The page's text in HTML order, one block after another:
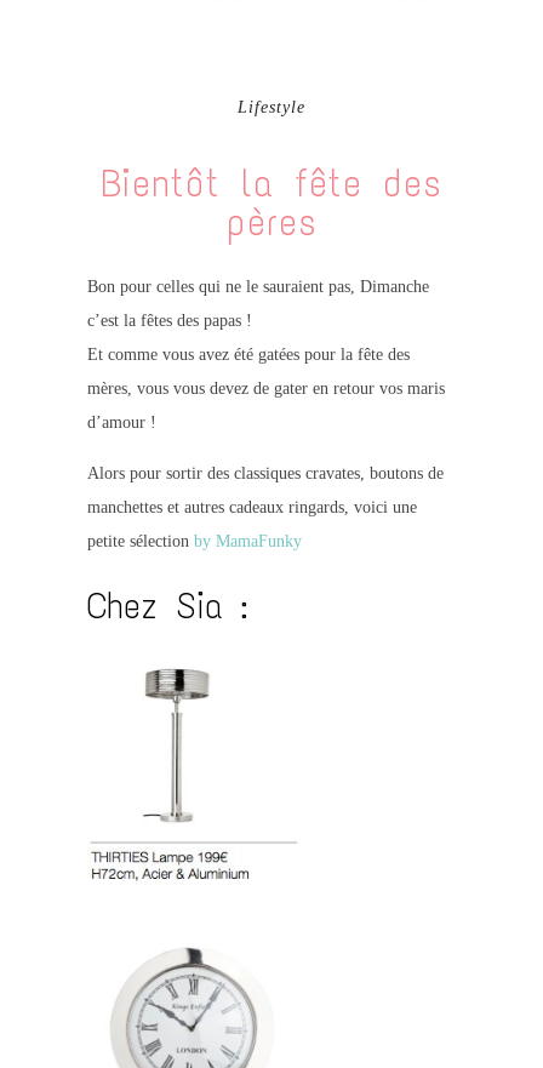
Lifestyle
Bientôt la fête des
pères
Bon pour celles qui ne le sauraient pas, Dimanche
c’est la fêtes des papas !
Et comme vous avez été gatées pour la fête des
mères, vous vous devez de gater en retour vos maris
d’amour !
Alors pour sortir des classiques cravates, boutons de
manchettes et autres cadeaux ringards, voici une
petite sélection by MamaFunky
Chez Sia :